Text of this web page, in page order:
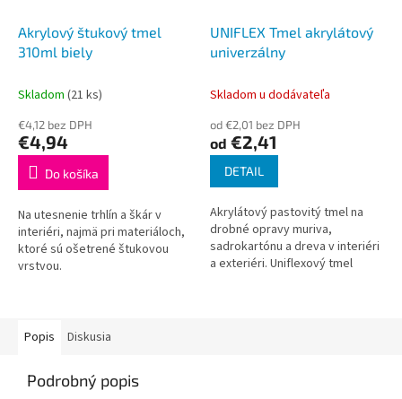
Akrylový štukový tmel
310ml biely
Skladom (21 ks)
€4,12 bez DPH
€4,94
Do košíka
Na utesnenie trhlín a škár v
interiéri, najmä pri materiáloch,
ktoré sú ošetrené štukovou
vrstvou.
UNIFLEX Tmel akrylátový
univerzálny
Skladom u dodávateľa
od €2,01 bez DPH
od €2,41
DETAIL
Akrylátový pastovitý tmel na
drobné opravy muriva,
sadrokartónu a dreva v interiéri
a exteriéri. Uniflexový tmel
Popis
Diskusia
Podrobný popis